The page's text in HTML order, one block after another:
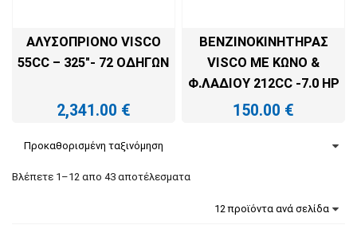
ΑΛΥΣΟΠΡΊΟΝΟ VISCO
55CC – 325″- 72 ΟΔΗΓΏΝ
2,341.00 €
ΒΕΝΖΙΝΟΚΙΝΗΤΉΡΑΣ
VISCO ΜΕ ΚΏΝΟ &
Φ.ΛΑΔΙΟΎ 212CC -7.0 HP
150.00 €
Βλέπετε 1–12 απο 43 αποτέλεσματα